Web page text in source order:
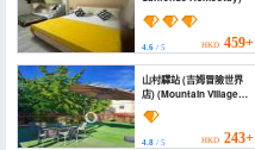
4.6 / 5 HKD 459+
山村驛站 (吉姆冒險世界
店) (Mountain Village
Inn (Jim Adventure
World))
4.8 / 5 HKD 243+